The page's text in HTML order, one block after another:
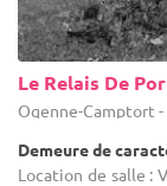
Le Relais De
Ogenne-Camptort
Demeure de
Location de salle :